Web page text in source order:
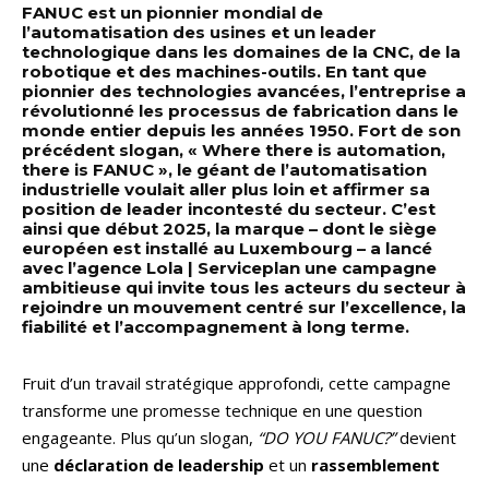
FANUC est un pionnier mondial de
l’automatisation des usines et un leader
technologique dans les domaines de la CNC, de la
robotique et des machines-outils. En tant que
pionnier des technologies avancées, l’entreprise a
révolutionné les processus de fabrication dans le
monde entier depuis les années 1950. Fort de son
précédent slogan, « Where there is automation,
there is FANUC », le géant de l’automatisation
industrielle voulait aller plus loin et affirmer sa
position de leader incontesté du secteur. C’est
ainsi que début 2025, la marque – dont le siège
européen est installé au Luxembourg – a lancé
avec l’agence Lola | Serviceplan une campagne
ambitieuse qui invite tous les acteurs du secteur à
rejoindre un mouvement centré sur l’excellence, la
fiabilité et l’accompagnement à long terme.
Fruit d’un travail stratégique approfondi, cette campagne
transforme une promesse technique en une question
engageante. Plus qu’un slogan, “DO YOU FANUC?”devient
une déclaration de leadership et un rassemblement